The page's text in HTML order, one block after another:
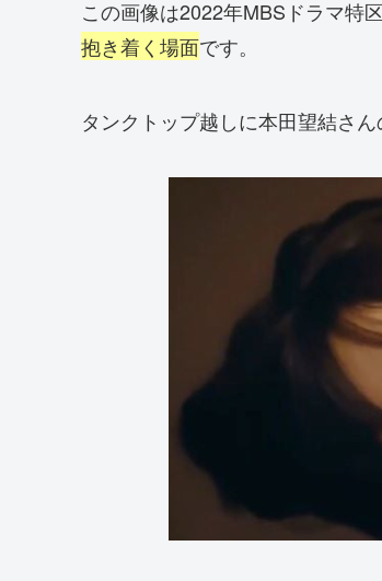
この画像は2022年MBSドラマ特
抱き着く場面です。
タンクトップ越しに本田望結さ